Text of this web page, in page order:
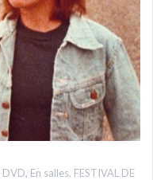
DVD, En salles, FESTIVAL DE